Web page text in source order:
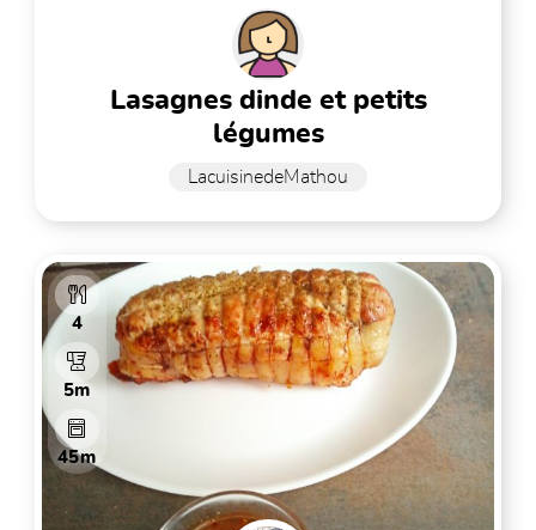
lasagnes dinde et petits
légumes
LacuisinedeMathou
4
5m
45m